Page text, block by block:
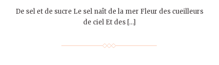
De sel et de sucre Le sel naît de la mer Fleur des cueilleurs
de ciel Et des […]